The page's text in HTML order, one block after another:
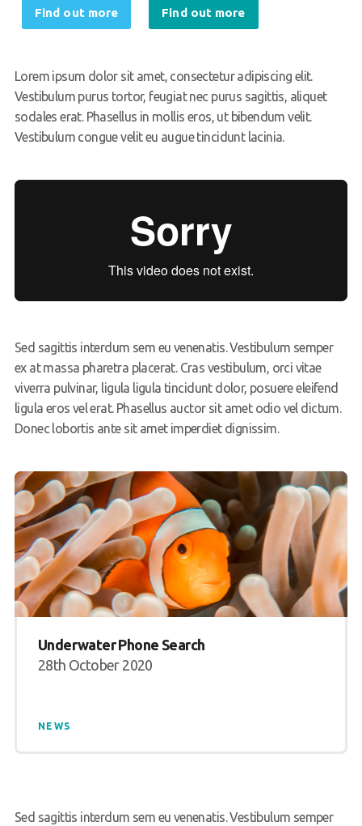
Find out more Find out more
Lorem ipsum dolor sit amet, consectetur adipiscing elit.
Vestibulum purus tortor, feugiat nec purus sagittis, aliquet
sodales erat. Phasellus in mollis eros, ut bibendum velit.
Vestibulum congue velit eu augue tincidunt lacinia.
Sed sagittis interdum sem eu venenatis. Vestibulum semper
ex at massa pharetra placerat. Cras vestibulum, orci vitae
viverra pulvinar, ligula ligula tincidunt dolor, posuere eleifend
ligula eros vel erat. Phasellus auctor sit amet odio vel dictum.
Donec lobortis ante sit amet imperdiet dignissim.
Underwater Phone Search
28th October 2020
NEWS
Sed sagittis interdum sem eu venenatis. Vestibulum semper